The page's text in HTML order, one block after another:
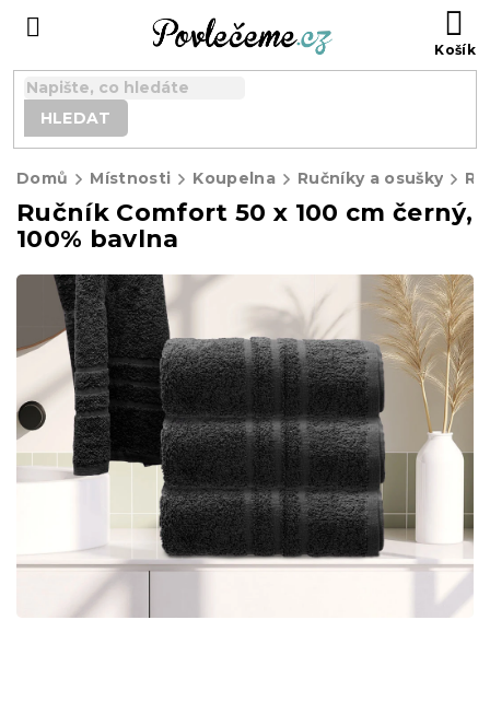
HLEDAT
Domů Místnosti Koupelna Ručníky a osušky
Ručník Comfort 50 x 100 cm černý,
100% bavlna